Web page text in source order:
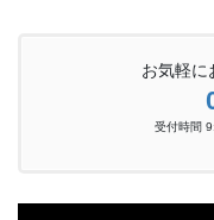
お気軽に
受付時間